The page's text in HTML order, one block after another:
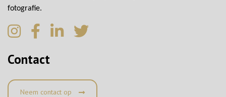
fotografie.
Contact
Neem contact op